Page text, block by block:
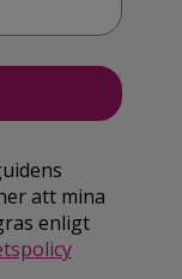
att mina
enligt